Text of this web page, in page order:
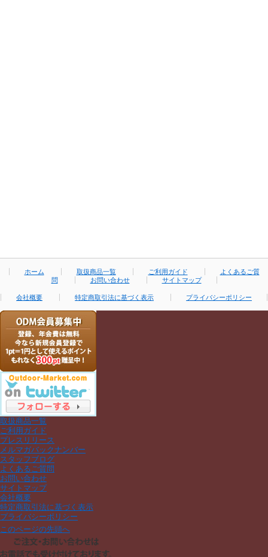
ホーム 取扱商品一覧 ご利用ガイド
よくあるご質
問
お問い合わせ サイトマップ
会社概要 特定商取引法に基づく表示 プライバシーポリシー
取扱商品一覧
ご利用ガイド
プレスリリース
メルマガバックナンバー
スタッフブログ
よくあるご質問
お問い合わせ
サイトマップ
会社概要
特定商取引法に基づく表示
プライバシーポリシー
このページの先頭へ